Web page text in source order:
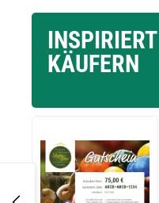
KÄUFERN